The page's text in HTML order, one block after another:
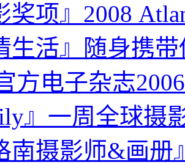
奖项』2008
生活』随身携
方电子杂志
』一周全球摄
南摄影师&画册